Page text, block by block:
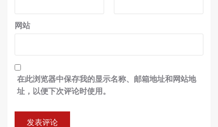
网站
在此浏览器中保存我的显示名称、邮箱地址和网站地
址，以便下次评论时使用。